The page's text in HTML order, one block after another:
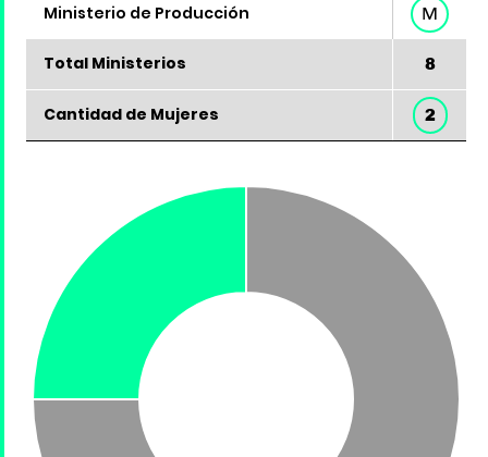
Ministerio de Producción M
Total Ministerios 8
Cantidad de Mujeres 2